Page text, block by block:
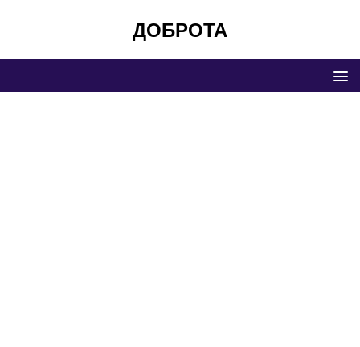
ДОБРОТА